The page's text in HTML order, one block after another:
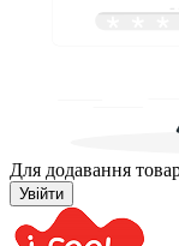
Для додавання
Увійти